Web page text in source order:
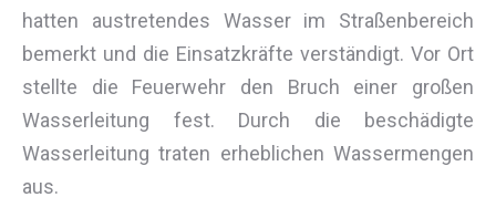
hatten austretendes Wasser im Straßenbereich
bemerkt und die Einsatzkräfte verständigt. Vor Ort
stellte die Feuerwehr den Bruch einer großen
Wasserleitung fest. Durch die beschädigte
Wasserleitung traten erheblichen Wassermengen
aus.